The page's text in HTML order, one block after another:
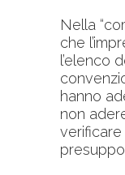
Nella
che
l’elenco
hanno
non
verificare